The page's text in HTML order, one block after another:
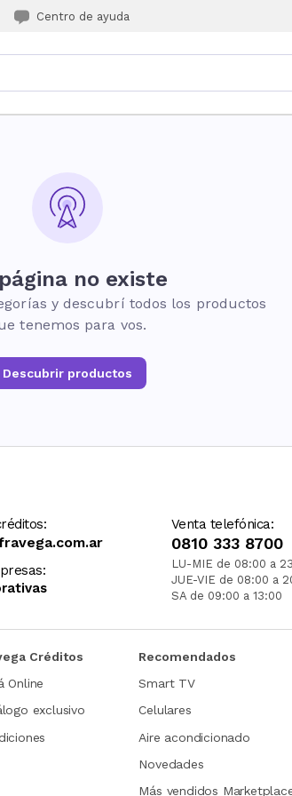
Centro de ayuda
no existe
y descubrí todos los productos
tenemos para vos.
Descubrir productos
Venta telefónica:
0810 333 8700
LU-MIE de 08:00 a
JUE-VIE de 08:00 a
SA de 09:00 a 13:00
Créditos
Online
exclusivo
Recomendados
Smart TV
Celulares
Aire acondicionado
Novedades
Más vendidos